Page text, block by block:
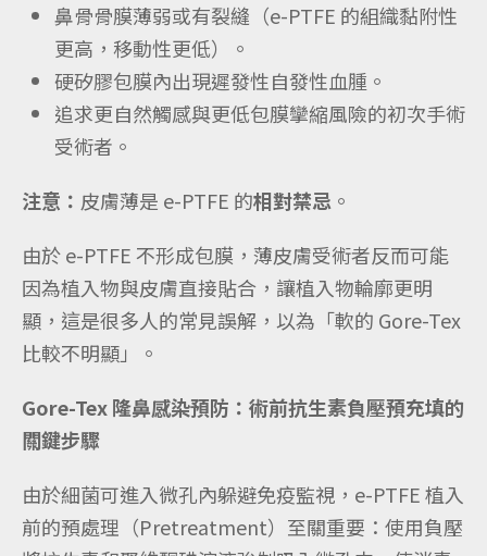
鼻骨骨膜薄弱或有裂縫（e-PTFE 的組織黏附性
更高，移動性更低）。
硬矽膠包膜內出現遲發性自發性血腫。
追求更自然觸感與更低包膜攣縮風險的初次手術
受術者。
注意： 皮膚薄是 e-PTFE 的相對禁忌 。
由於 e-PTFE 不形成包膜，薄皮膚受術者反而可能
因為植入物與皮膚直接貼合，讓植入物輪廓更明
顯，這是很多人的常見誤解，以為「軟的 Gore-Tex
比較不明顯」。
Gore-Tex 隆鼻感染預防：術前抗生素負壓預充填的
關鍵步驟
由於細菌可進入微孔內躲避免疫監視，e-PTFE 植入
前的預處理（Pretreatment）至關重要：使用負壓